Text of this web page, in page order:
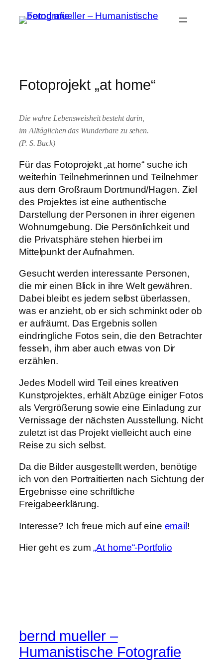
Inhalt
Fotoprojekt „at home“
Die wahre Lebensweisheit besteht darin,
im Alltäglichen das Wunderbare zu sehen.
(P. S. Buck)
Für das Fotoprojekt „at home“ suche ich
weiterhin Teilnehmerinnen und Teilnehmer
aus dem Großraum Dortmund/Hagen. Ziel
des Projektes ist eine authentische
Darstellung der Personen in ihrer eigenen
Wohnumgebung. Die Persönlichkeit und
die Privatsphäre stehen hierbei im
Mittelpunkt der Aufnahmen.
Gesucht werden interessante Personen,
die mir einen Blick in ihre Welt gewähren.
Dabei bleibt es jedem selbst überlassen,
was er anzieht, ob er sich schminkt oder ob
er aufräumt. Das Ergebnis sollen
eindringliche Fotos sein, die den Betrachter
fesseln, ihm aber auch etwas von Dir
erzählen.
Jedes Modell wird Teil eines kreativen
Kunstprojektes, erhält Abzüge einiger Fotos
als Vergrößerung sowie eine Einladung zur
Vernissage der nächsten Ausstellung. Nicht
zuletzt ist das Projekt vielleicht auch eine
Reise zu sich selbst.
Da die Bilder ausgestellt werden, benötige
ich von den Portraitierten nach Sichtung der
Ergebnisse eine schriftliche
Freigabeerklärung.
Interesse? Ich freue mich auf eine email !
Hier geht es zum„At home“-Portfolio
bernd mueller –
Humanistische Fotografie